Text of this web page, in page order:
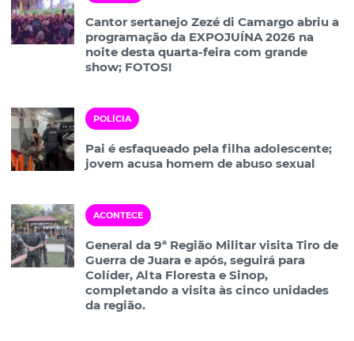
Cantor sertanejo Zezé di Camargo abriu a
programação da EXPOJUÍNA 2026 na
noite desta quarta-feira com grande
show; FOTOS!
POLÍCIA
Pai é esfaqueado pela filha adolescente;
jovem acusa homem de abuso sexual
ACONTECE
General da 9ª Região Militar visita Tiro de
Guerra de Juara e após, seguirá para
Colíder, Alta Floresta e Sinop,
completando a visita às cinco unidades
da região.